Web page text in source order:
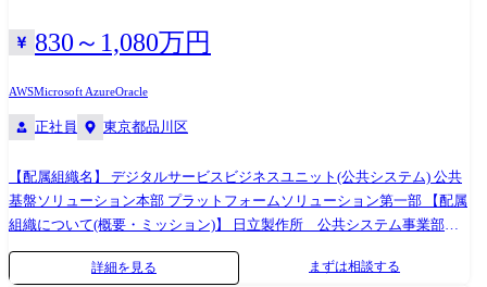
事業本部 ビジネスイノベーション事業部 マニュファクチャリングソリュ
ーション部 【業務の変更範囲】 すべての業務への配置転換あり(在籍出
830～1,080万円
AWSMicrosoft AzureOracle
正社員 東京都品川区
【配属組織名】 デジタルサービスビジネスユニット(公共システム) 公共
基盤ソリューション本部 プラットフォームソリューション第一部 【配属
組織について(概要・ミッション)】 日立製作所 公共システム事業部で
は、官公庁、自治体、研究・教育機関など、公共分野におけるお客様を
中心に、ITの側面から支える事業を展開しています。 その中で、プラッ
詳細を見る まずは相談する